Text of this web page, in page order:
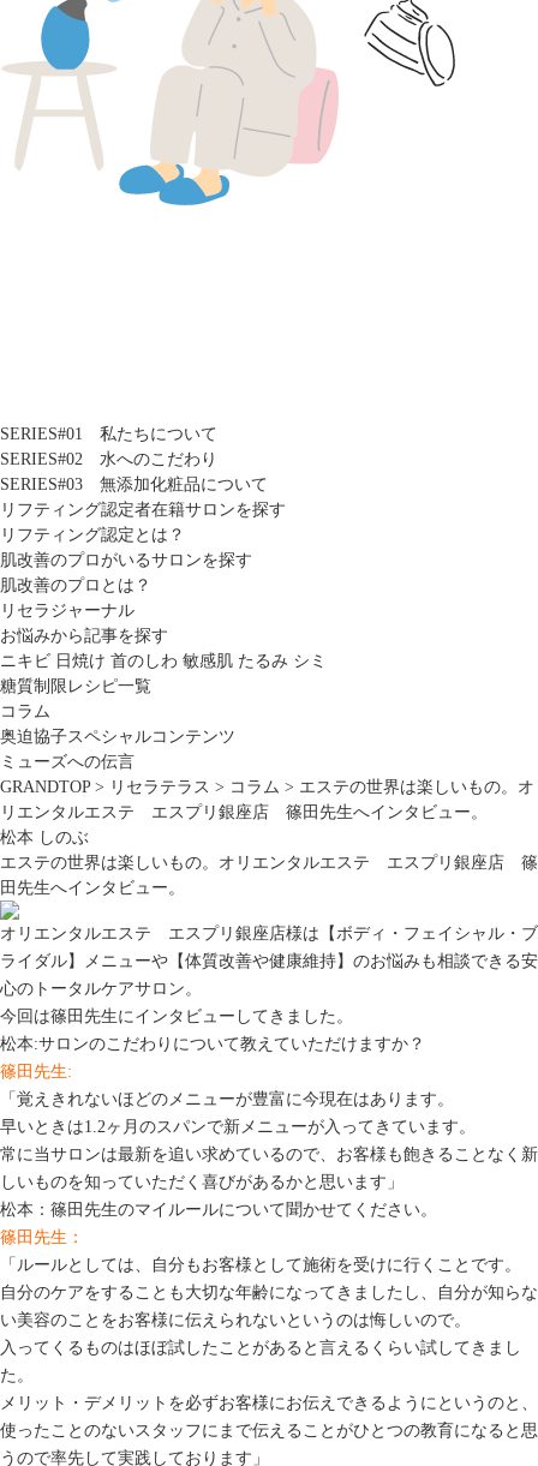
SERIES#01 私たちについて
SERIES#02 水へのこだわり
SERIES#03 無添加化粧品について
リフティング認定者在籍サロンを探す
リフティング認定とは？
肌改善のプロがいるサロンを探す
肌改善のプロとは？
リセラジャーナル
お悩みから記事を探す
ニキビ 日焼け 首のしわ 敏感肌 たるみ シミ
糖質制限レシピ一覧
コラム
奥迫協子スペシャルコンテンツ
ミューズへの伝言
GRANDTOP> リセラテラス > コラム > エステの世界は楽しいもの。オ
リエンタルエステ エスプリ銀座店 篠田先生へインタビュー。
松本 しのぶ
エステの世界は楽しいもの。オリエンタルエステ エスプリ銀座店 篠
田先生へインタビュー。
オリエンタルエステ エスプリ銀座店様は【ボディ・フェイシャル・ブ
ライダル】メニューや【体質改善や健康維持】のお悩みも相談できる安
心のトータルケアサロン。
今回は篠田先生にインタビューしてきました。
松本:サロンのこだわりについて教えていただけますか？
篠田先生:
「覚えきれないほどのメニューが豊富に今現在はあります。
早いときは1.2ヶ月のスパンで新メニューが入ってきています。
常に当サロンは最新を追い求めているので、お客様も飽きることなく新
しいものを知っていただく喜びがあるかと思います」
松本：篠田先生のマイルールについて聞かせてください。
篠田先生：
「ルールとしては、自分もお客様として施術を受けに行くことです。
自分のケアをすることも大切な年齢になってきましたし、自分が知らな
い美容のことをお客様に伝えられないというのは悔しいので。
入ってくるものはほぼ試したことがあると言えるくらい試してきまし
た。
メリット・デメリットを必ずお客様にお伝えできるようにというのと、
使ったことのないスタッフにまで伝えることがひとつの教育になると思
うので率先して実践しております」